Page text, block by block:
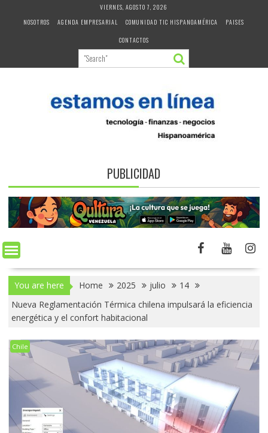
VIERNES, AGOSTO 7, 2026
NOSOTROS
AGENDA EMPRESARIAL COMUNIDAD TIC HISPANOAMÉRICA
PAISES
CONTACTOS
PUBLICIDAD
You are here Home 2025 julio
14
Nueva Reglamentación Térmica chilena impulsará la eficiencia
energética y el confort habitacional
Chile